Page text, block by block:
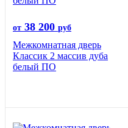
от 38 200 руб
Межкомнатная дверь
Классик 2 массив дуба
белый ПО